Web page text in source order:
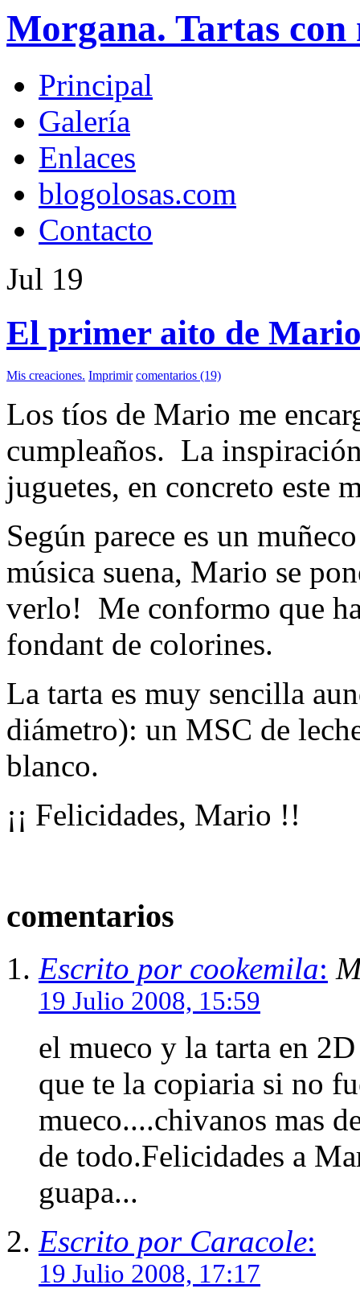
Morgana. Tartas con
Principal
Galería
Enlaces
blogolosas.com
Contacto
Jul 19
El primer aito de
Mis creaciones. Imprimir comentarios (19)
Los tíos de Mario me
cumpleaños. La
juguetes, en concreto este
Según parece es un
música suena, Mario se
verlo! Me conformo que
fondant de colorines.
La tarta es muy sencilla
diámetro): un MSC de
blanco.
¡¡ Felicidades, Mario !!
comentarios
Escrito por cookemila:
19 Julio 2008, 15:59
el mueco y la tarta en
que te la copiaria si no
mueco....chivanos mas
de todo.Felicidades a
guapa...
Escrito por Caracole:
19 Julio 2008, 17:17